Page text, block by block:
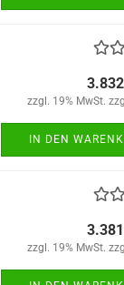
zzgl. 19% MwSt.
IN DEN
zzgl. 19% MwSt.